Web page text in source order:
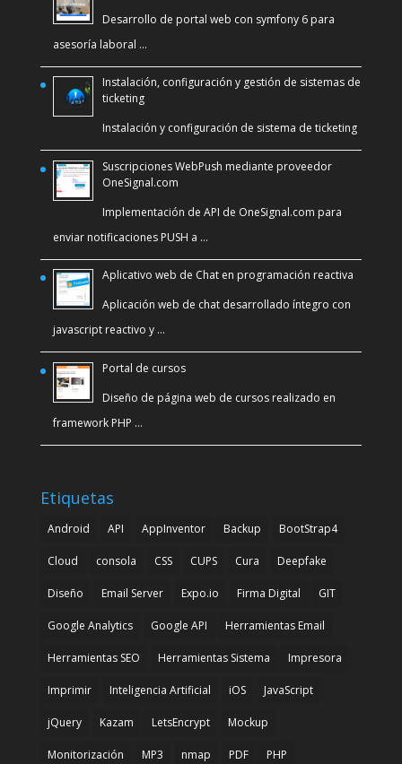
Desarrollo de portal web con symfony 6 para
asesoría laboral …
Instalación, configuración y gestión de sistemas de
ticketing
Instalación y configuración de sistema de ticketing
Suscripciones WebPush mediante proveedor
OneSignal.com
Implementación de API de OneSignal.com para
enviar notificaciones PUSH a …
Aplicativo web de Chat en programación reactiva
Aplicación web de chat desarrollado íntegro con
javascript reactivo y …
Portal de cursos
Diseño de página web de cursos realizado en
framework PHP …
Etiquetas
Android API AppInventor Backup BootStrap4
Cloud consola CSS CUPS Cura Deepfake
Diseño Email Server Expo.io Firma Digital GIT
Google Analytics Google API Herramientas Email
Herramientas SEO Herramientas Sistema Impresora
Imprimir Inteligencia Artificial iOS JavaScript
jQuery Kazam LetsEncrypt Mockup
Monitorización MP3 nmap PDF PHP